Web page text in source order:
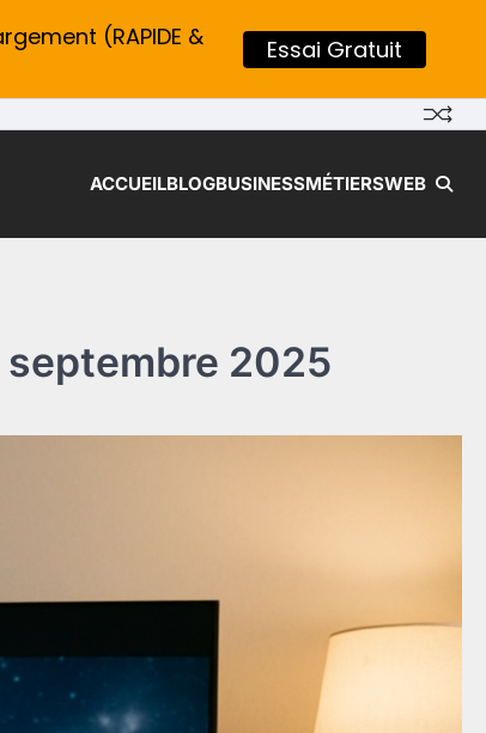
ACCUEILBLOGBUSINESSMÉTIERSWEB
septembre 2025
(RAPIDE &
Essai Gratuit